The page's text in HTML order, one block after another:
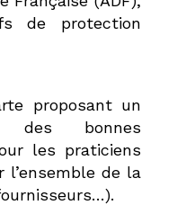
de protection
proposant un
des bonnes
les praticiens
de la